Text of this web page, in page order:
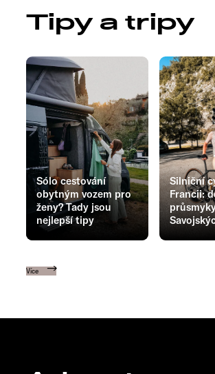
Tipy a tripy
Sólo cestování
obytným vozem pro
ženy? Tady jsou
nejlepší tipy
Silniční
Francii:
Více